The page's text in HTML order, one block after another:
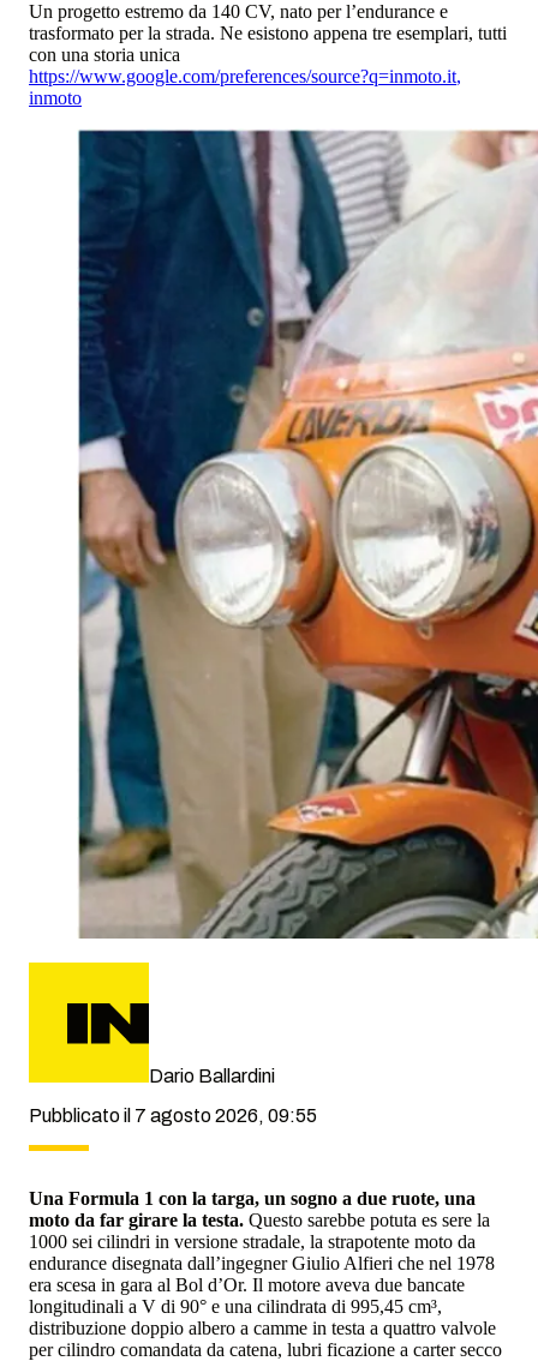
Un progetto estremo da 140 CV, nato per l’endurance e
trasformato per la strada. Ne esistono appena tre esemplari, tutti
con una storia unica
https://www.google.com/preferences/source?q=inmoto.it,
inmoto
Dario Ballardini
Pubblicato il 7 agosto 2026, 09:55
Una Formula 1 con la targa, un sogno a due ruote, una
moto da far girare la testa. Questo sarebbe potuta es sere la
1000 sei cilindri in versione stradale, la strapotente moto da
endurance disegnata dall’ingegner Giulio Alfieri che nel 1978
era scesa in gara al Bol d’Or. Il motore aveva due bancate
longitudinali a V di 90° e una cilindrata di 995,45 cm³,
distribuzione doppio albero a camme in testa a quattro valvole
per cilindro comandata da catena, lubri ficazione a carter secco